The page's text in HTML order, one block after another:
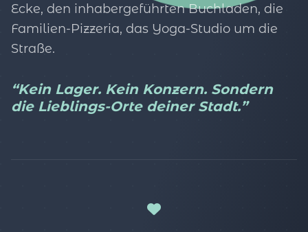
Ecke, den inhabergeführten Buchladen, die
Familien-Pizzeria, das Yoga-Studio um die
Straße.
“Kein Lager. Kein Konzern. Sondern
die Lieblings-Orte deiner Stadt.”